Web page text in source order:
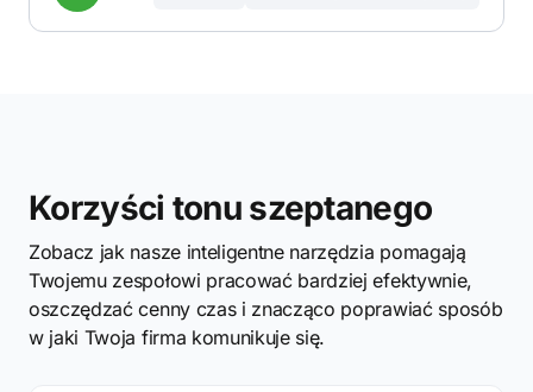
Korzyści tonu szeptanego
Zobacz jak nasze inteligentne narzędzia pomagają
Twojemu zespołowi pracować bardziej efektywnie,
oszczędzać cenny czas i znacząco poprawiać sposób
w jaki Twoja firma komunikuje się.